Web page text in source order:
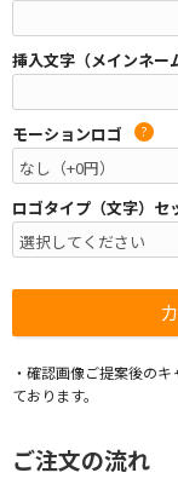
挿入文字（メインネー
モーションロゴ ?
ロゴタイプ（文字）セ
・確認画像ご提案後の
ております。
ご注文の流れ